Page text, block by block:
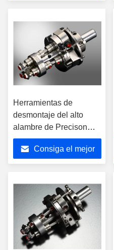
Herramientas de
desmontaje del alto
alambre de Precison
para la máquina de
bobina automática de
bobina del CNC
Consiga el mejor